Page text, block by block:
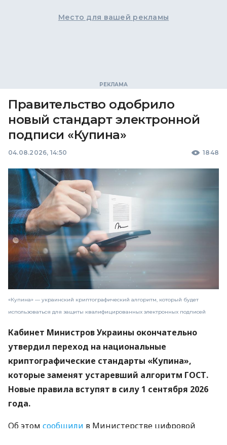
Место для вашей рекламы
Правительство одобрило
новый стандарт электронной
подписи «Купина»
04.08.2026, 14:50 1848
«Купина» — украинский криптографический алгоритм, который будет
использоваться для защиты квалифицированных электронных подписей
Кабинет Министров Украины окончательно
утвердил переход на национальные
криптографические стандарты «Купина»,
которые заменят устаревший алгоритм ГОСТ.
Новые правила вступят в силу 1 сентября 2026
года.
Об этом сообщили в Министерстве цифровой